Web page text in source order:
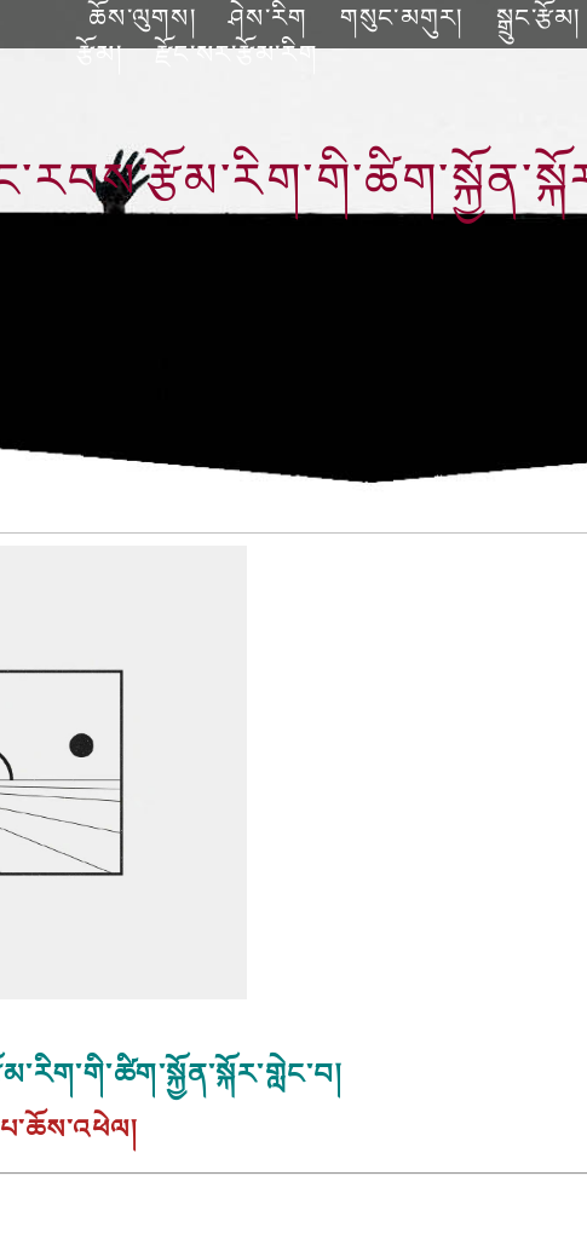
ཆོས་ལུགས། ཤེས་རིག གསུང་མགུར། སྒྲུང་རྩོམ།
རྩོམ།
རྫོང་སར་རྩོམ་རིག